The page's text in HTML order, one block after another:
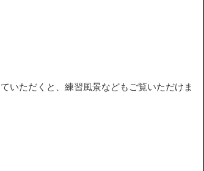
いただくと、練習風景などもご覧いただけま